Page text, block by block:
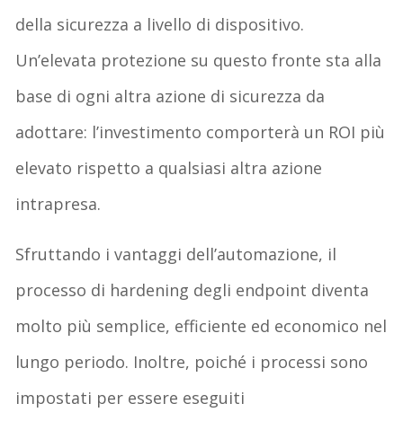
della sicurezza a livello di dispositivo.
Un’elevata protezione su questo fronte sta alla
base di ogni altra azione di sicurezza da
adottare: l’investimento comporterà un ROI più
elevato rispetto a qualsiasi altra azione
intrapresa.
Sfruttando i vantaggi dell’automazione, il
processo di hardening degli endpoint diventa
molto più semplice, efficiente ed economico nel
lungo periodo. Inoltre, poiché i processi sono
impostati per essere eseguiti